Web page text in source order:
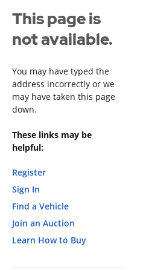
This page is
not available.
You may have typed the
address incorrectly or we
may have taken this page
down.
These links may be
helpful:
Register
Sign In
Find a Vehicle
Join an Auction
Learn How to Buy